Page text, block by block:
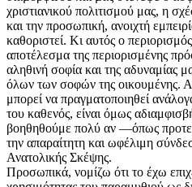
χριστιανικού πολιτισμού μας, η
και την προσωπική, ανοιχτή
καθοριστεί. Κι αυτός ο περιορισμός
αποτέλεσμα της περιορισμένης
αληθινή σοφία και της αδυναμίας
όλων των σοφών της οικουμένης.
μπορεί να πραγματοποιηθεί
του καθενός, είναι όμως
βοηθηθούμε πολύ αν —όπως
την απαραίτητη και ωφέλιμη
Ανατολικής Σκέψης.
Προσωπικά, νομίζω ότι το έχω